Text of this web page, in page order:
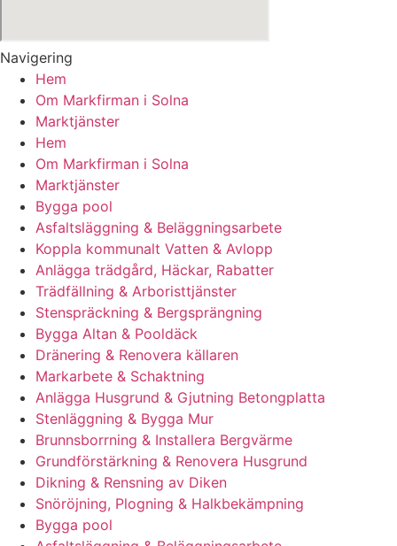
Navigering
Hem
Om Markfirman i Solna
Marktjänster
Hem
Om Markfirman i Solna
Marktjänster
Bygga pool
Asfaltsläggning & Beläggningsarbete
Koppla kommunalt Vatten & Avlopp
Anlägga trädgård, Häckar, Rabatter
Trädfällning & Arboristtjänster
Stenspräckning & Bergsprängning
Bygga Altan & Pooldäck
Dränering & Renovera källaren
Markarbete & Schaktning
Anlägga Husgrund & Gjutning Betongplatta
Stenläggning & Bygga Mur
Brunnsborrning & Installera Bergvärme
Grundförstärkning & Renovera Husgrund
Dikning & Rensning av Diken
Snöröjning, Plogning & Halkbekämpning
Bygga pool